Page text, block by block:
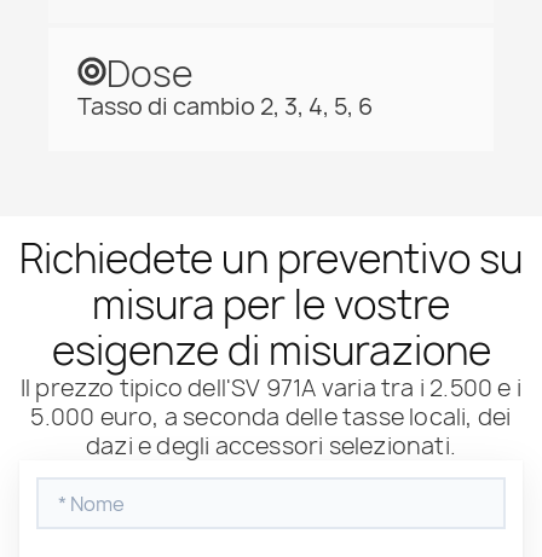
Dose
Tasso di cambio 2, 3, 4, 5, 6
Richiedete un preventivo su
misura per le vostre
esigenze di misurazione
Il prezzo tipico dell'SV 971A varia tra i 2.500 e i
5.000 euro, a seconda delle tasse locali, dei
dazi e degli accessori selezionati.